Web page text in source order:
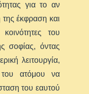
για το αν
έκφραση και
του
σοφίας, όντας
λειτουργία,
του ατόμου να
του εαυτού